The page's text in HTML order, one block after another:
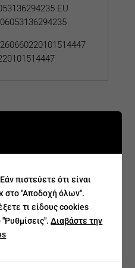
EU
Σταυρός Γυναικείος
πιστεύετε ότι είναι
στο "Αποδοχή όλων".
τι είδους cookies
"Ρυθμίσεις".Διαβάστε την